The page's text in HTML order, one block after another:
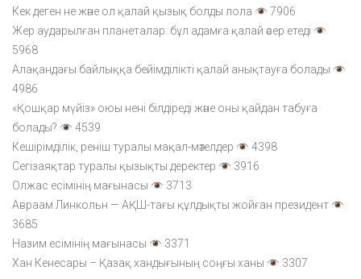
Кек деген не және ол қалай қызық болды лола
7906
Жер аударылған планеталар: бұл адамға қалай әсер етеді
5968
Алақандағы байлыққа бейімділікті қалай анықтауға болады
4986
«Қошқар мүйіз» оюы нені білдіреді және оны қайдан табуға
болады?
4539
Кешірімділік, реніш туралы мақал-мәтелдер
4398
Сегізаяқтар туралы қызықты деректер
3916
Олжас есімінің мағынасы
3713
Авраам Линкольн — АҚШ-тағы құлдықты жойған президент
3685
Назим есімінің мағынасы
3371
Хан Кенесары – Қазақ хандығының соңғы ханы
3307